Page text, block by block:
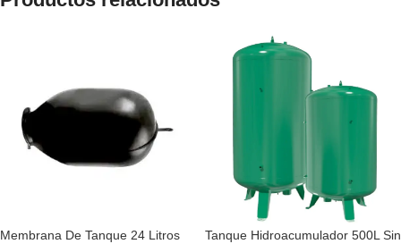
Membrana De Tanque 24 Litros
Tanque Hidroacumulador 500L Sin